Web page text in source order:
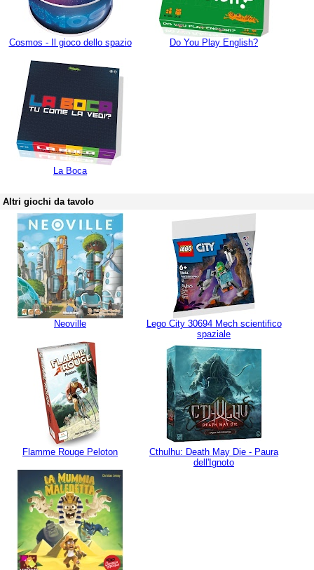
Cosmos - Il gioco dello spazio Do You Play English?
La Boca
Altri giochi da tavolo
Neoville
Lego City 30694 Mech scientifico
spaziale
Flamme Rouge Peloton
Cthulhu: Death May Die - Paura
dell'Ignoto